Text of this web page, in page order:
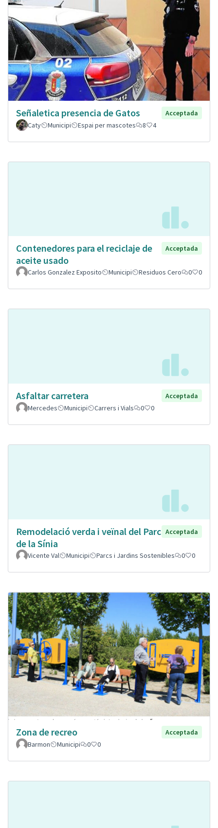
Señaletica presencia de Gatos
Acceptada
Caty
Municipi Espai per mascotes 8 4
Contenedores para el reciclaje de
aceite usado
Acceptada
Carlos Gonzalez Exposito Municipi Residuos Cero 0 0
Asfaltar carretera
Acceptada
Mercedes
Municipi Carrers i Vials 0 0
Remodelació verda i veïnal del Parc
de la Sínia
Acceptada
Vicente Val Municipi Parcs i Jardins Sostenibles 0 0
Zona de recreo
Acceptada
Barmon
Municipi 0 0